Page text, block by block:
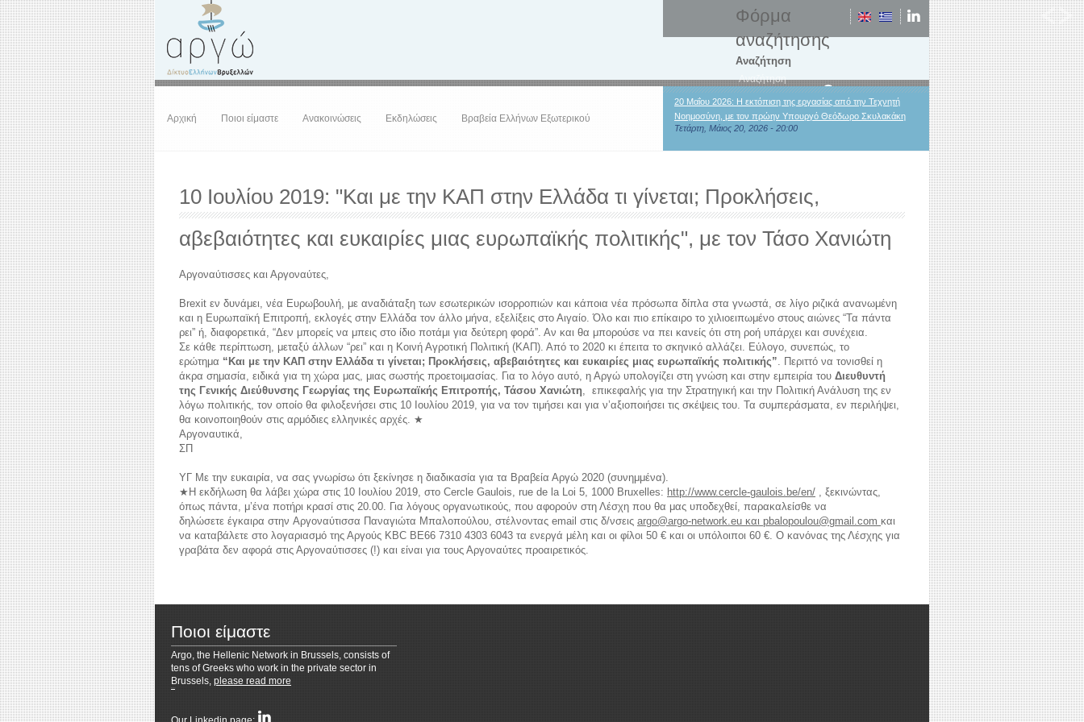
Φόρμα
αναζήτησης
Αναζήτηση
Αρχική Ποιοι είμαστε Ανακοινώσεις Εκδηλώσεις Βραβεία Ελλήνων Εξωτερικού
20 Μαΐου 2026: Η εκτόπιση της εργασίας από την Τεχνητή
Νοημοσύνη, με τον πρώην Υπουργό Θεόδωρο Σκυλακάκη
Τετάρτη, Μάιος 20, 2026 - 20:00
10 Ιουλίου 2019: "Και με την ΚΑΠ στην Ελλάδα τι γίνεται; Προκλήσεις,
αβεβαιότητες και ευκαιρίες μιας ευρωπαϊκής πολιτικής", με τον Τάσο Χανιώτη
Αργοναύτισσες και Αργοναύτες,
Brexit εν δυνάμει, νέα Ευρωβουλή, με αναδιάταξη των εσωτερικών ισορροπιών και κάποια νέα πρόσωπα δίπλα στα γνωστά, σε λίγο ριζικά ανανωμένη
και η Ευρωπαϊκή Επιτροπή, εκλογές στην Ελλάδα τον άλλο μήνα, εξελίξεις στο Αιγαίο. Όλο και πιο επίκαιρο το χιλιοειπωμένο στους αιώνες “Τα πάντα
ρει” ή, διαφορετικά, “Δεν μπορείς να μπεις στο ίδιο ποτάμι για δεύτερη φορά”. Αν και θα μπορούσε να πει κανείς ότι στη ροή υπάρχει και συνέχεια.
Σε κάθε περίπτωση, μεταξύ άλλων “ρει” και η Κοινή Αγροτική Πολιτική (ΚΑΠ). Από το 2020 κι έπειτα το σκηνικό αλλάζει. Εύλογο, συνεπώς, το
ερώτημα “Και με την ΚΑΠ στην Ελλάδα τι γίνεται; Προκλήσεις, αβεβαιότητες και ευκαιρίες μιας ευρωπαϊκής πολιτικής”. Περιττό να τονισθεί η
άκρα σημασία, ειδικά για τη χώρα μας, μιας σωστής προετοιμασίας. Για το λόγο αυτό, η Αργώ υπολογίζει στη γνώση και στην εμπειρία του Διευθυντή
της Γενικής Διεύθυνσης Γεωργίας της Ευρωπαϊκής Επιτροπής, Τάσου Χανιώτη, επικεφαλής για την Στρατηγική και την Πολιτική Ανάλυση της εν
λόγω πολιτικής, τον οποίο θα φιλοξενήσει στις 10 Ιουλίου 2019, για να τον τιμήσει και για ν’αξιοποιήσει τις σκέψεις του. Τα συμπεράσματα, εν περιλήψει,
θα κοινοποιηθούν στις αρμόδιες ελληνικές αρχές. ★
Αργοναυτικά,
ΣΠ
ΥΓ Με την ευκαιρία, να σας γνωρίσω ότι ξεκίνησε η διαδικασία για τα Βραβεία Αργώ 2020 (συνημμένα).
★Η εκδήλωση θα λάβει χώρα στις 10 Ιουλίου 2019, στο Cercle Gaulois, rue de la Loi 5, 1000 Bruxelles: http://www.cercle-gaulois.be/en/ , ξεκινώντας,
όπως πάντα, μ’ένα ποτήρι κρασί στις 20.00. Για λόγους οργανωτικούς, που αφορούν στη Λέσχη που θα μας υποδεχθεί, παρακαλείσθε να
δηλώσετε έγκαιρα στην Αργοναύτισσα Παναγιώτα Μπαλοπούλου, στέλνοντας email στις δ/νσεις argo@argo-network.eu και pbalopoulou@gmail .com και
να καταβάλετε στο λογαριασμό της Αργούς KBC BE66 7310 4303 6043 τα ενεργά μέλη και οι φίλοι 50 € και οι υπόλοιποι 60 €. Ο κανόνας της Λέσχης για
γραβάτα δεν αφορά στις Αργοναύτισσες (!) και είναι για τους Αργοναύτες προαιρετικός.
Ποιοι είμαστε
Argo, the Hellenic Network in Brussels, consists of
tens of Greeks who work in the private sector in
Brussels, please read more
reddit videos download coloring pages for kids horoscope love